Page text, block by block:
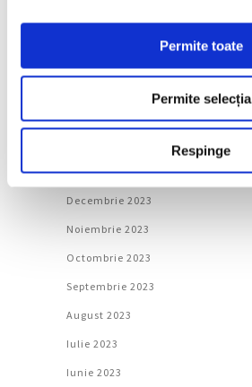
Permite toate
Permite selecția
Respinge
Iunie 2024
Ianuarie 2024
Decembrie 2023
Noiembrie 2023
Octombrie 2023
Septembrie 2023
August 2023
Iulie 2023
Iunie 2023